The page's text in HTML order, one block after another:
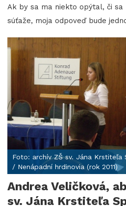
Ak by sa ma niekto opýtal, či sa
súťaže, moja odpoveď bude
Foto: archív ZŠ sv. Jána Krstiteľa
/ Nenápadní hrdinovia (rok 2011)
Andrea Veličková,
sv. Jána Krstiteľa